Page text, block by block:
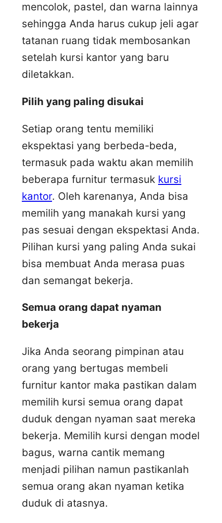
mencolok, pastel, dan warna lainnya
sehingga Anda harus cukup jeli agar
tatanan ruang tidak membosankan
setelah kursi kantor yang baru
diletakkan.
Pilih yang paling disukai
Setiap orang tentu memiliki
ekspektasi yang berbeda-beda,
termasuk pada waktu akan memilih
beberapa furnitur termasuk kursi
kantor. Oleh karenanya, Anda bisa
memilih yang manakah kursi yang
pas sesuai dengan ekspektasi Anda.
Pilihan kursi yang paling Anda sukai
bisa membuat Anda merasa puas
dan semangat bekerja.
Semua orang dapat nyaman
bekerja
Jika Anda seorang pimpinan atau
orang yang bertugas membeli
furnitur kantor maka pastikan dalam
memilih kursi semua orang dapat
duduk dengan nyaman saat mereka
bekerja. Memilih kursi dengan model
bagus, warna cantik memang
menjadi pilihan namun pastikanlah
semua orang akan nyaman ketika
duduk di atasnya.